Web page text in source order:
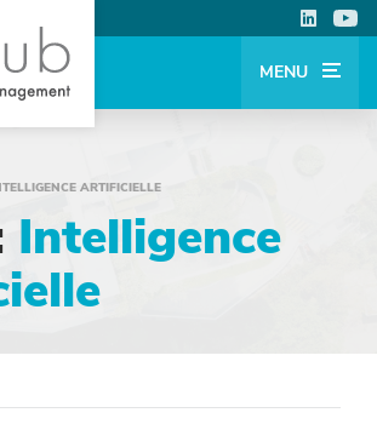
MENU
ARTIFICIELLE
Intelligence